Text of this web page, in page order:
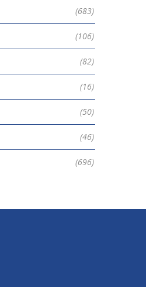
(683)
(106)
(82)
(16)
(50)
(46)
(696)